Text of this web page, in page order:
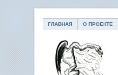
ГЛАВНАЯ О ПРОЕКТЕ